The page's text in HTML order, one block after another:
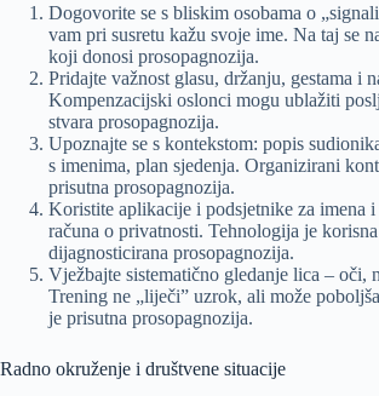
Dogovorite se s bliskim osobama o
vam pri susretu kažu svoje ime. Na taj se
koji donosi prosopagnozija.
Pridajte važnost glasu, držanju, gestama i
Kompenzacijski oslonci mogu ublažiti
stvara prosopagnozija.
Upoznajte se s kontekstom: popis
s imenima, plan sjedenja. Organizirani
prisutna prosopagnozija.
Koristite aplikacije i podsjetnike za imena i
računa o privatnosti. Tehnologija je
dijagnosticirana prosopagnozija.
Vježbajte sistematično gledanje lica – oči,
Trening ne „liječi” uzrok, ali može
je prisutna prosopagnozija.
Radno okruženje i društvene situacije